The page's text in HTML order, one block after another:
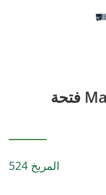
جهاز تخزين Mars 524، 24 فتحة
المريخ 524